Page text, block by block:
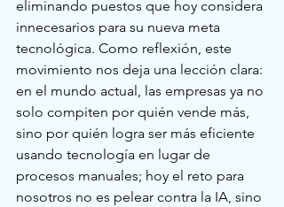
eliminando puestos que hoy considera
innecesarios para su nueva meta
tecnológica. Como reflexión, este
movimiento nos deja una lección clara:
en el mundo actual, las empresas ya no
solo compiten por quién vende más,
sino por quién logra ser más eficiente
usando tecnología en lugar de
procesos manuales; hoy el reto para
nosotros no es pelear contra la IA, sino